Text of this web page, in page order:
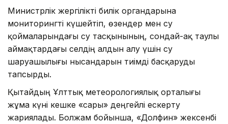
Министрлік жергілікті билік органдарына
мониторингті күшейтіп, өзендер мен су
қоймаларындағы су тасқынының, сондай-ақ таулы
аймақтардағы селдің алдын алу үшін су
шаруашылығы нысандарын тиімді басқаруды
тапсырды.
Қытайдың Ұлттық метеорологиялық орталығы
жұма күні кешке «сары» деңгейлі ескерту
жариялады. Болжам бойынша, «Долфин» жексенбі